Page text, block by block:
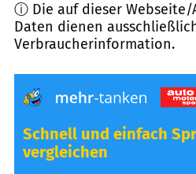
ⓘ Die auf dieser
Daten dienen
Verbraucherinformation.
Schnell und einfach
vergleichen